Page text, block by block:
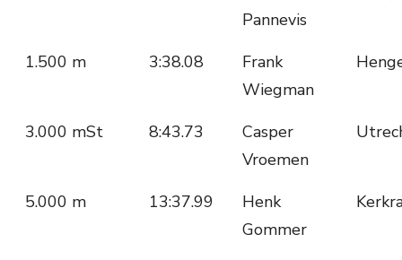
Pannevis
1.500 m 3:38.08
Frank
Wiegman
3.000 mSt 8:43.73
Casper
Vroemen
5.000 m 13:37.99
Henk
Gommer